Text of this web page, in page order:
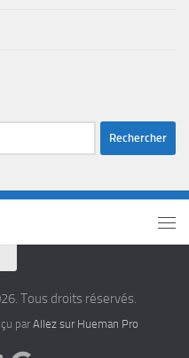
Tous droits réservés.
par Allez sur Hueman Pro